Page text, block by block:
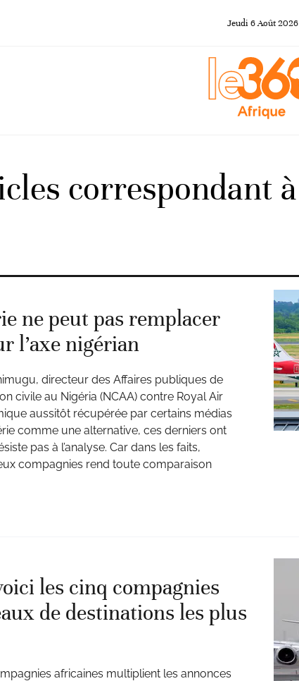
Jeudi 6Août 2026
correspondant à
ne peut pas remplacer
l’axe nigérian
directeur des Affaires publiques de
civile au Nigéria (NCAA) contre Royal Air
aussitôt récupérée par certains médias
comme une alternative, ces derniers ont
pas à l’analyse. Car dans les faits,
compagnies rend toute comparaison
les cinq compagnies
de destinations les plus
africaines multiplient les annonces